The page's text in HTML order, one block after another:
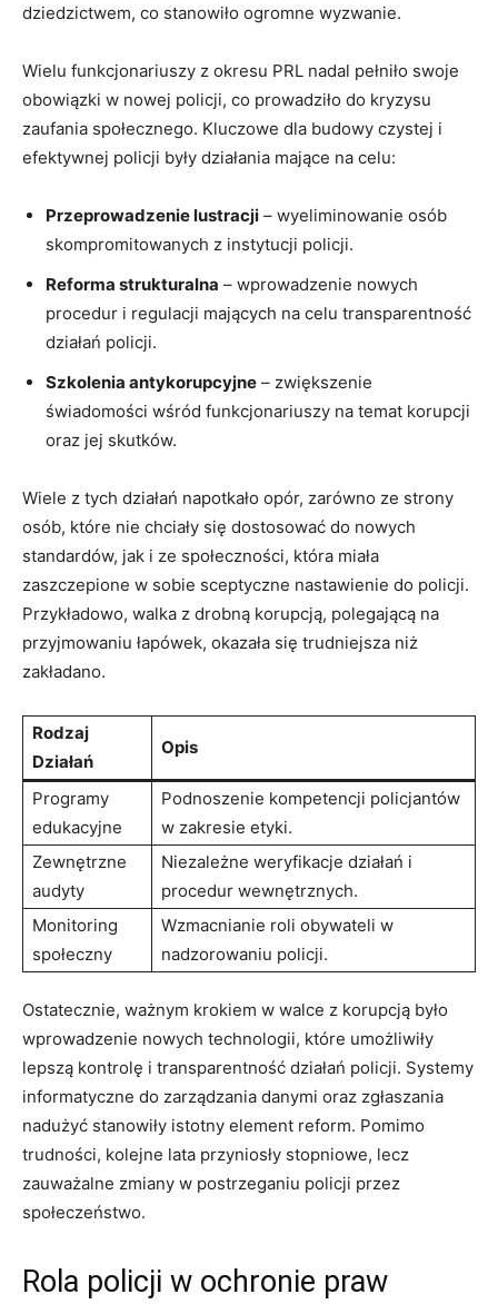
dziedzictwem, co stanowiło ogromne wyzwanie.
Wielu funkcjonariuszy‍ z okresu PRL nadal​ pełniło swoje
obowiązki w nowej ⁢policji, co prowadziło do kryzysu
zaufania społecznego. Kluczowe ‍dla budowy czystej i
efektywnej policji były działania mające na celu:
Przeprowadzenie ⁣lustracji –⁢ wyeliminowanie osób
skompromitowanych z instytucji policji.
Reforma strukturalna – wprowadzenie nowych
procedur​ i regulacji mających na celu transparentność
działań policji.
Szkolenia ‍antykorupcyjne –⁢ zwiększenie
świadomości‌ wśród funkcjonariuszy ⁣na temat​ korupcji​
oraz⁤ jej skutków.
Wiele z tych działań napotkało opór, zarówno ze ‍strony
osób, które nie chciały​ się dostosować do nowych
⁤standardów, jak i ze społeczności, która miała⁣
zaszczepione w sobie sceptyczne nastawienie do policji.
Przykładowo, walka z drobną korupcją, polegającą ⁤na⁤
przyjmowaniu łapówek, ‍okazała się trudniejsza niż
zakładano.
Rodzaj
Działań
Opis
Programy
edukacyjne
Podnoszenie ⁤kompetencji​ policjantów
w zakresie​ etyki.
Zewnętrzne
audyty
Niezależne weryfikacje⁤ działań⁢ i
procedur wewnętrznych.
Monitoring​
społeczny
Wzmacnianie ⁢roli obywateli‍ w
nadzorowaniu‍ policji.
Ostatecznie, ważnym krokiem w walce ‌z korupcją było
wprowadzenie nowych technologii, które umożliwiły
lepszą kontrolę i‌ transparentność działań policji. Systemy‍
informatyczne do⁤ zarządzania danymi⁤ oraz zgłaszania
nadużyć stanowiły istotny ⁢element reform. Pomimo
⁣trudności, kolejne lata ‌przyniosły stopniowe, lecz⁢
zauważalne zmiany ‍w postrzeganiu policji przez
społeczeństwo.
Rola policji w ochronie praw